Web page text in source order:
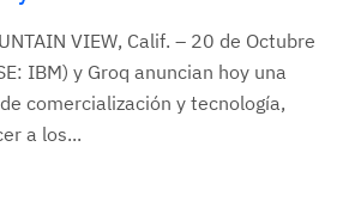
VIEW, Calif. – 20 de Octubre
IBM) y Groq anuncian hoy una
comercialización y tecnología,
a los...